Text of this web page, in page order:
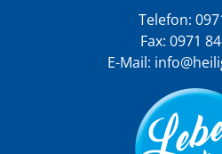
Telefon:
Fax: 0971
E-Mail: